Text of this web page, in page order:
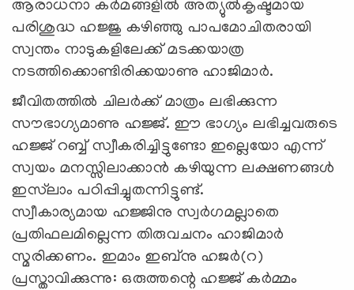
ആരാധനാ കര്‍മങ്ങളില്‍ അത്യുല്‍കൃഷ്ടമായ
പരിശുദ്ധ ഹജ്ജു കഴിഞ്ഞു പാപമോചിതരായി
സ്വന്തം നാടുകളിലേക്ക് മടക്കയാത്ര
നടത്തിക്കൊണ്ടിരിക്കയാണു ഹാജിമാര്‍.
ജീവിതത്തില്‍ ചിലര്‍ക്ക് മാത്രം ലഭിക്കുന്ന
സൗഭാഗ്യമാണു ഹജ്ജ്. ഈ ഭാഗ്യം ലഭിച്ചവരുടെ
ഹജ്ജ് റബ്ബ് സ്വീകരിച്ചിട്ടുണ്ടോ ഇല്ലെയോ എന്ന്
സ്വയം മനസ്സിലാക്കാന്‍ കഴിയുന്ന ലക്ഷണങ്ങള്‍
ഇസ്‌ലാം പഠിപ്പിച്ചുതന്നിട്ടുണ്ട്.
സ്വീകാര്യമായ ഹജ്ജിനു സ്വര്‍ഗമല്ലാതെ
പ്രതിഫലമില്ലെന്ന തിരുവചനം ഹാജിമാര്‍
സ്മരിക്കണം. ഇമാം ഇബ്‌നു ഹജര്‍(റ)
പ്രസ്താവിക്കുന്നു: ഒരുത്തന്റെ ഹജ്ജ് കര്‍മ്മം